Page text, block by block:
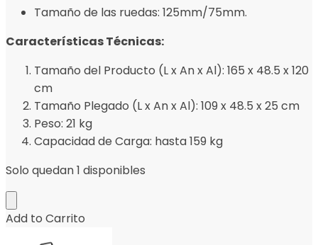
Tamaño de las ruedas: 125mm/75mm.
Características Técnicas:
Tamaño del Producto (L x An x Al): 165 x 48.5 x 120
cm
Tamaño Plegado (L x An x Al): 109 x 48.5 x 25 cm
Peso: 21 kg
Capacidad de Carga: hasta 159 kg
Solo quedan 1 disponibles
Add to Carrito